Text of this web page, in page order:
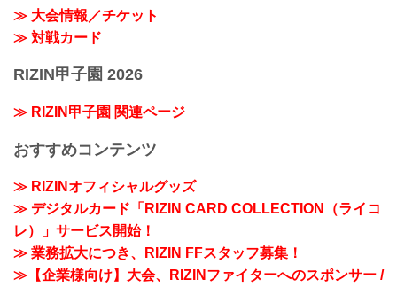
≫ 大会情報／チケット
≫ 対戦カード
RIZIN甲子園 2026
≫ RIZIN甲子園 関連ページ
おすすめコンテンツ
≫ RIZINオフィシャルグッズ
≫ デジタルカード「RIZIN CARD COLLECTION（ライコ
レ）」サービス開始！
≫ 業務拡大につき、RIZIN FFスタッフ募集！
≫【企業様向け】大会、RIZINファイターへのスポンサー /